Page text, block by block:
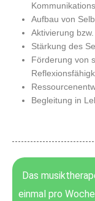
Aufbau von
Aktivierung
Stärkung des
Förderung von
Begleitung in
Das
einmal pro